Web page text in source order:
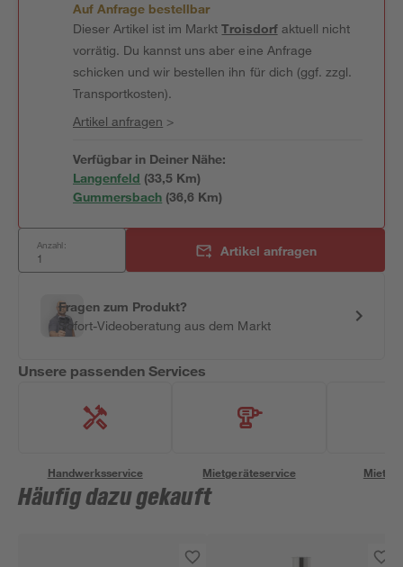
Auf Anfrage bestellbar
Dieser Artikel ist im MarktTroisdorfaktuell nicht
vorrätig. Du kannst uns aber eine Anfrage
schicken und wir bestellen ihn für dich (ggf. zzgl.
Transportkosten).
Artikel anfragen >
Verfügbar in Deiner Nähe:
Langenfeld (33,5 Km)
Gummersbach (36,6 Km)
Anzahl: Artikel anfragen
Fragen zum Produkt?
Sofort-Videoberatung aus dem Markt
Unsere passenden Services
Handwerksservice Mietgeräteservice
Häufig dazu gekauft